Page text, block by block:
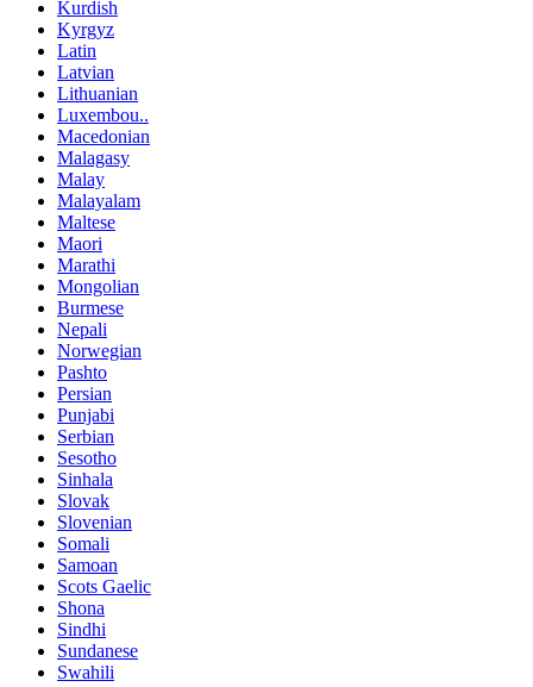
Kurdish
Kyrgyz
Latin
Latvian
Lithuanian
Luxembou..
Macedonian
Malagasy
Malay
Malayalam
Maltese
Maori
Marathi
Mongolian
Burmese
Nepali
Norwegian
Pashto
Persian
Punjabi
Serbian
Sesotho
Sinhala
Slovak
Slovenian
Somali
Samoan
Scots Gaelic
Shona
Sindhi
Sundanese
Swahili